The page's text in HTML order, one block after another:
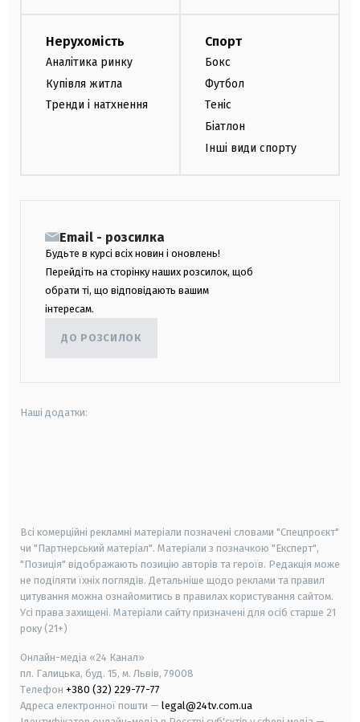
Нерухомість
Аналітика ринку
Купівля житла
Тренди і натхнення
Спорт
Бокс
Футбол
Теніс
Біатлон
Інші види спорту
Email - розсилка
Будьте в курсі всіх новин і оновлень!
Перейдіть на сторінку наших розсилок, щоб
обрати ті, що відповідають вашим
інтересам.
ДО РОЗСИЛОК
Наші додатки:
Всі комерційні рекламні матеріали позначені словами "Спецпроєкт"
чи "Партнерський матеріал". Матеріали з позначкою "Експерт",
"Позиція" відображають позицію авторів та героїв. Редакція може
не поділяти їхніх поглядів. Детальніше щодо реклами та правил
цитування можна ознайомитись в правилах користування сайтом.
Усі права захищені. Матеріали сайту призначені для осіб старше 21
року (21+)
Онлайн-медіа «24 Канал»
пл. Галицька, буд. 15, м. Львів, 79008
Телефон +380 (32) 229-77-77
Адреса електронної пошти — legal@24tv.com.ua